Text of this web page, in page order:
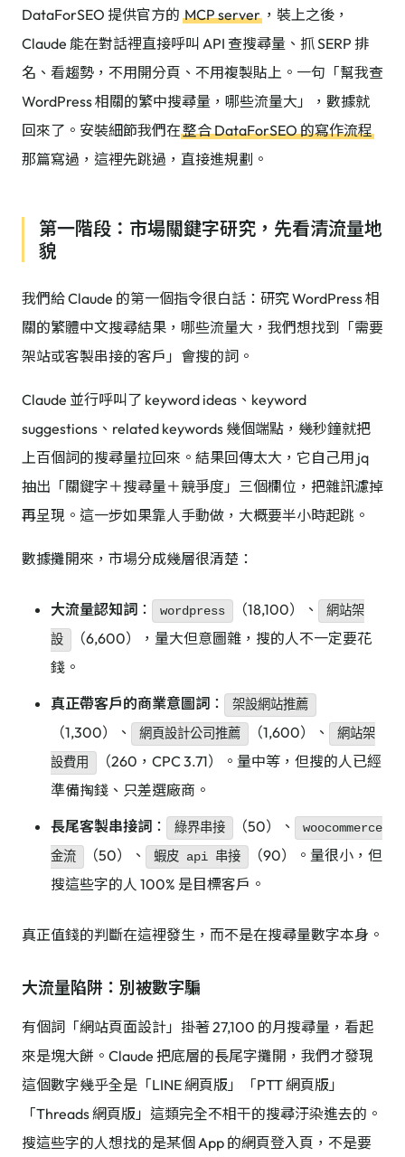
DataForSEO 提供官方的 MCP server ，裝上之後，
Claude 能在對話裡直接呼叫 API 查搜尋量、抓 SERP 排
名、看趨勢，不用開分頁、不用複製貼上。一句「幫我查
WordPress 相關的繁中搜尋量，哪些流量大」，數據就
回來了。安裝細節我們在整合 DataForSEO 的寫作流程
那篇寫過，這裡先跳過，直接進規劃。
第一階段：市場關鍵字研究，先看清流量地
貌
我們給 Claude 的第一個指令很白話：研究 WordPress 相
關的繁體中文搜尋結果，哪些流量大，我們想找到「需要
架站或客製串接的客戶」會搜的詞。
Claude 並行呼叫了 keyword ideas、keyword
suggestions、related keywords 幾個端點，幾秒鐘就把
上百個詞的搜尋量拉回來。結果回傳太大，它自己用 jq
抽出「關鍵字＋搜尋量＋競爭度」三個欄位，把雜訊濾掉
再呈現。這一步如果靠人手動做，大概要半小時起跳。
數據攤開來，市場分成幾層很清楚：
大流量認知詞 ： wordpress （18,100）、
網站架
設
（6,600），量大但意圖雜，搜的人不一定要花
錢。
真正帶客戶的商業意圖詞 ： 架設網站推薦
（1,300）、 網頁設計公司推薦 （1,600）、
網站架
設費用
（260，CPC 3.71）。量中等，但搜的人已經
準備掏錢、只差選廠商。
長尾客製串接詞 ： 綠界串接 （50）、
woocommerce
金流
（50）、 蝦皮 api 串接
（90）。量很小，但
搜這些字的人 100% 是目標客戶。
真正值錢的判斷在這裡發生，而不是在搜尋量數字本身。
大流量陷阱：別被數字騙
有個詞「網站頁面設計」掛著 27,100 的月搜尋量，看起
來是塊大餅。Claude 把底層的長尾字攤開，我們才發現
這個數字幾乎全是「LINE 網頁版」「PTT 網頁版」
「Threads 網頁版」這類完全不相干的搜尋汙染進去的。
搜這些字的人想找的是某個 App 的網頁登入頁，不是要